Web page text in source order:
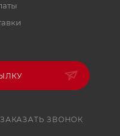
ЗАКАЗАТЬ ЗВОНОК